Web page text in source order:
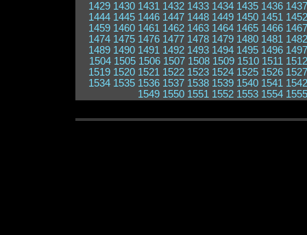
1429 1430 1431 1432 1433 1434 1435 1436 1437
1444 1445 1446 1447 1448 1449 1450 1451 1452
1459 1460 1461 1462 1463 1464 1465 1466 1467
1474 1475 1476 1477 1478 1479 1480 1481 1482
1489 1490 1491 1492 1493 1494 1495 1496 1497
1504 1505 1506 1507 1508 1509 1510 1511 1512
1519 1520 1521 1522 1523 1524 1525 1526 1527
1534 1535 1536 1537 1538 1539 1540 1541 1542
1549 1550 1551 1552 1553 1554 1555